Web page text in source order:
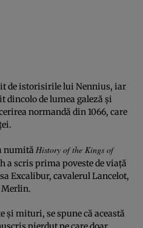
de istorisirile lui Nennius, iar
de lumea galeză şi
normandă din 1066, care
numită History of the Kings of
a scris prima poveste de viaţă
Excalibur, cavalerul Lancelot,
Merlin.
şi mituri, se spune că această